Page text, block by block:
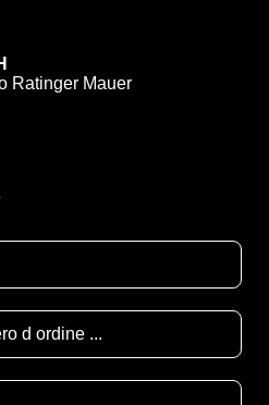
Ratinger Mauer